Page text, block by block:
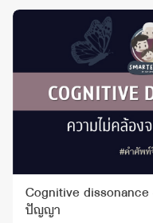
Cognitive dissonance
ปัญญา